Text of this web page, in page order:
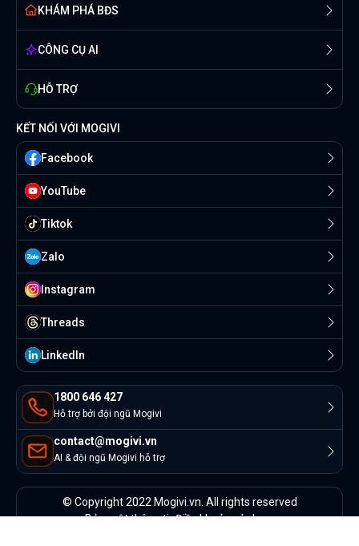
KHÁM PHÁ BĐS
CÔNG CỤ AI
HỖ TRỢ
1800 646 427
Hỗ trợ bởi đội ngũ Mogivi
contact@mogivi.vn
AI & đội ngũ Mogivi hỗ trợ
KẾT NỐI VỚI MOGIVI
Facebook
YouTube
Tiktok
Zalo
Instagram
Threads
Linkedln
© Copyright 2022 Mogivi.vn. All rights reserved
Bảo mật thông tinĐiều khoản sử dụng